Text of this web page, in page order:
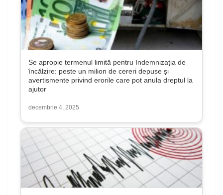
Se apropie termenul limită pentru Indemnizația de
încălzire: peste un milion de cereri depuse și
avertismente privind erorile care pot anula dreptul la
ajutor
decembrie 4, 2025